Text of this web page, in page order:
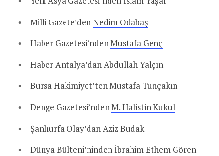
Milli Gazete’den Nedim Odabaş
Haber Gazetesi’ndenMustafa Genç
Haber Antalya’danAbdullah Yalçın
Bursa Hakimiyet’tenMustafa Tunçakın
Denge Gazetesi’ndenM. Halistin Kukul
Şanlıurfa Olay’dan Aziz Budak
Dünya Bülteni’ninden İbrahim Ethem Gören